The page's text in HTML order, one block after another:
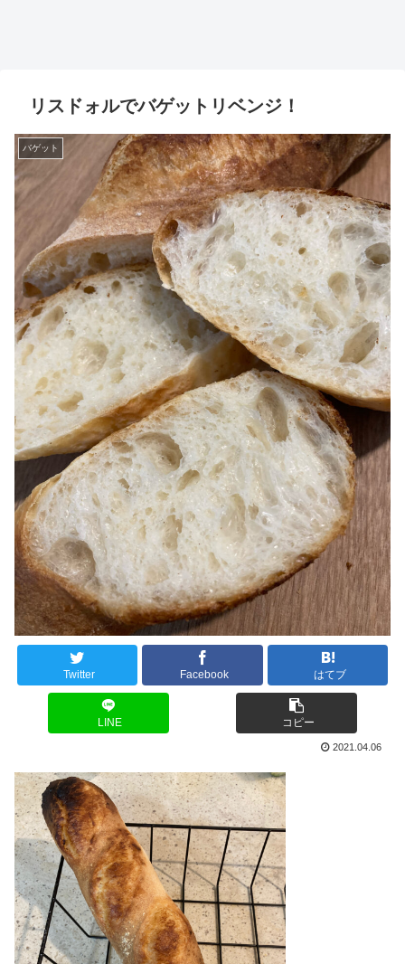
リスドォルでバゲットリベンジ！
バゲット
Twitter Facebook はてブ
LINE コピー
2021.04.06